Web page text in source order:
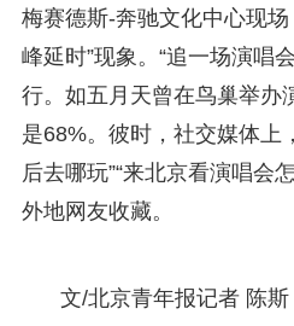
梅赛德斯-奔驰文化中心现
峰延时”现象。“追一场演唱
行。如五月天曾在鸟巢举办
是68%。彼时，社交媒体上
后去哪玩”“来北京看演唱会
外地网友收藏。
文/北京青年报记者 陈斯